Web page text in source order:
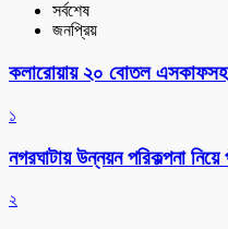
সর্বশেষ
জনপ্রিয়
কলারোয়ায় ২০ বোতল এসকাফসহ
১
নগরঘাটায় উন্নয়ন পরিকল্পনা
২